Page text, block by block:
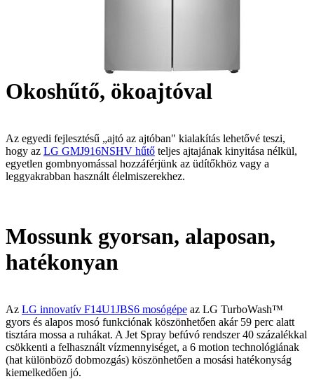
Okoshűtő, ökoajtóval
Az egyedi fejlesztésű „ajtó az ajtóban" kialakítás lehetővé teszi,
hogy az LG GMJ916NSHV hűtő teljes ajtajának kinyitása nélkül,
egyetlen gombnyomással hozzáférjünk az üdítőkhöz vagy a
leggyakrabban használt élelmiszerekhez.
Mossunk gyorsan, alaposan,
hatékonyan
Az LG innovatív F14U1JBS6 mosógépe az LG TurboWash™
gyors és alapos mosó funkciónak köszönhetően akár 59 perc alatt
tisztára mossa a ruhákat. A Jet Spray befúvó rendszer 40 százalékkal
csökkenti a felhasznált vízmennyiséget, a 6 motion technológiának
(hat különböző dobmozgás) köszönhetően a mosási hatékonyság
kiemelkedően jó.